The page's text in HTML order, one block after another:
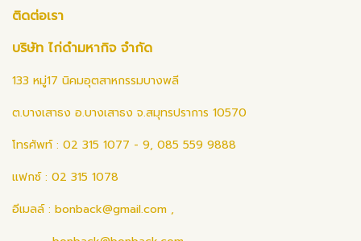
ติดต่อเรา
บริษัท ไก่ดำมหากิจ จำกัด
133 หมู่17 นิคมอุตสาหกรรมบางพลี
ต.บางเสาธง อ.บางเสาธง จ.สมุทรปราการ 10570
โทรศัพท์ : 02 315 1077 - 9, 085 559 9888
แฟกซ์ : 02 315 1078
อีเมลล์ : bonback@gmail.com ,